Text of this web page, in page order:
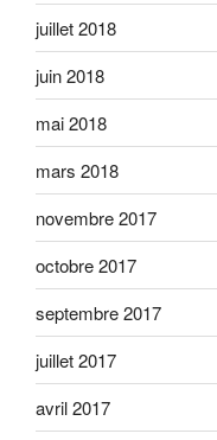
juillet 2018
juin 2018
mai 2018
mars 2018
novembre 2017
octobre 2017
septembre 2017
juillet 2017
avril 2017